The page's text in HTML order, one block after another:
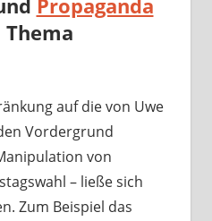
Propaganda
auf die von Uwe
Vordergrund
von
– ließe sich
Zum Beispiel das